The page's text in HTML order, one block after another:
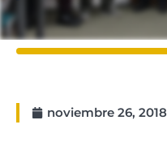
noviembre 26, 2018